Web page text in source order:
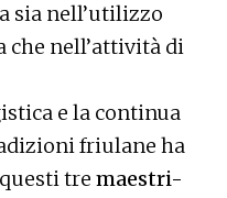
sia nell’utilizzo
che nell’attività di
e la continua
friulane ha
tre maestri-